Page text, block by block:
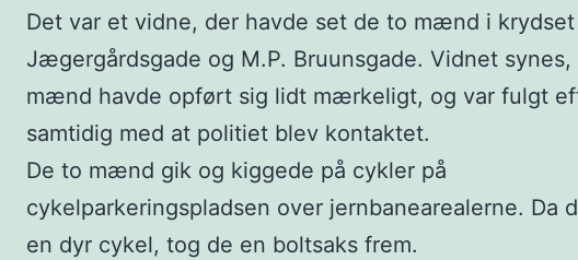
Det var et vidne, der havde set de to mænd i
Jægergårdsgade og M.P. Bruunsgade. Vidnet
mænd havde opført sig lidt mærkeligt, og var fulgt
samtidig med at politiet blev kontaktet.
De to mænd gik og kiggede på cykler på
cykelparkeringspladsen over jernbanearealerne. Da
en dyr cykel, tog de en boltsaks frem.